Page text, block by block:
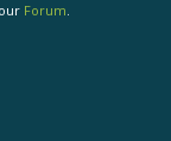
Forum